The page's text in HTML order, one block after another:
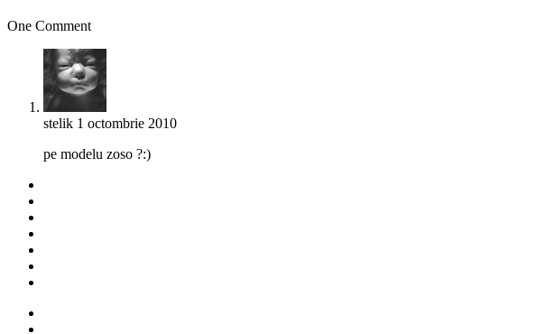
One Comment
stelik 1 octombrie 2010
pe modelu zoso ?:)